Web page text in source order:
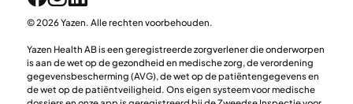
© 2026 Yazen. Alle rechten voorbehouden.
Yazen Health AB is een geregistreerde zorgverlener die onderworpen
is aan de wet op de gezondheid en medische zorg, de verordening
gegevensbescherming (AVG), de wet op de patiëntengegevens en
de wet op de patiëntveiligheid. Ons eigen systeem voor medische